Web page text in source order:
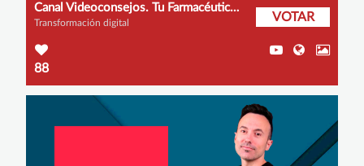
Canal Videoconsejos. Tu Farmacéutico Informa
Transformación digital VOTAR
88